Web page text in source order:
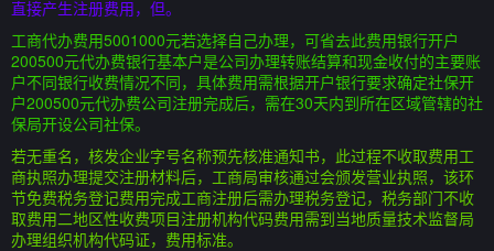
直接产生注册费用，但。
工商代办费用5001000元若选择自己办理，可省去此费用银行开户
200500元代办费银行基本户是公司办理转账结算和现金收付的主要账
户不同银行收费情况不同，具体费用需根据开户银行要求确定社保开
户200500元代办费公司注册完成后，需在30天内到所在区域管辖的社
保局开设公司社保。
若无重名，核发企业字号名称预先核准通知书，此过程不收取费用工
商执照办理提交注册材料后，工商局审核通过会颁发营业执照，该环
节免费税务登记费用完成工商注册后需办理税务登记，税务部门不收
取费用二地区性收费项目注册机构代码费用需到当地质量技术监督局
办理组织机构代码证，费用标准。